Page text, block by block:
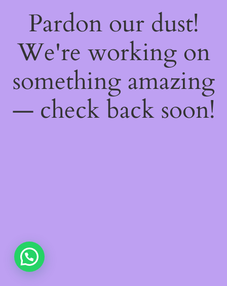
Pardon our dust!
We're working on
something amazing
— check back soon!